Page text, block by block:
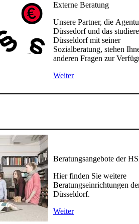
Externe Beratung​
Unsere Partner, die
Düssedorf und das
Düsseldorf mit seiner
Sozialberatung, stehen
anderen Fragen zur
Weiter
Beratungsangebote der
Hier finden Sie weitere
Beratungseinrichtungen
Düsseldorf.
Weiter